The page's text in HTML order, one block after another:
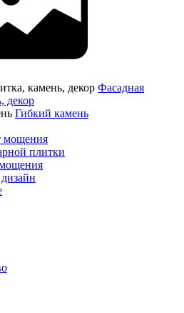
Фасадная
декор
Гибкий камень
мощения
плитки